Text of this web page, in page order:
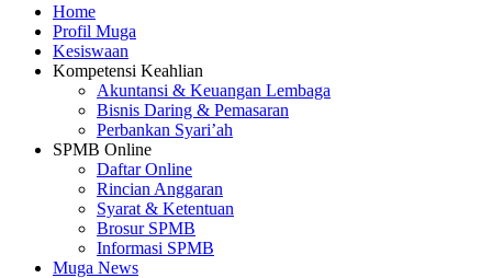
Home
Profil Muga
Kesiswaan
Kompetensi Keahlian
Akuntansi & Keuangan Lembaga
Bisnis Daring & Pemasaran
Perbankan Syari’ah
SPMB Online
Daftar Online
Rincian Anggaran
Syarat & Ketentuan
Brosur SPMB
Informasi SPMB
Muga News